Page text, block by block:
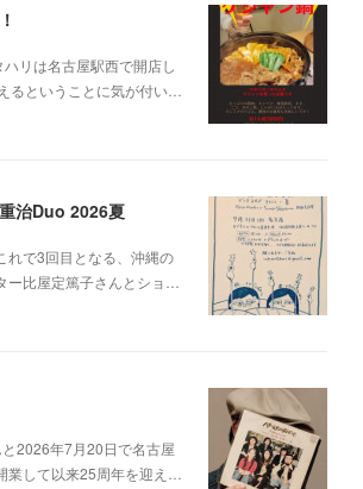
リは名古屋駅西で開店し
るということに気が付い…
治Duo 2026夏
れで3回目となる、沖縄の
ー比屋定篤子さんとショ…
2026年7月20日で名古屋
業して以来25周年を迎え…